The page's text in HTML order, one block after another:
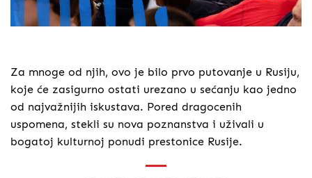
Za mnoge od njih, ovo je bilo prvo putovanje u Rusiju,
koje će zasigurno ostati urezano u sećanju kao jedno
od najvažnijih iskustava. Pored dragocenih
uspomena, stekli su nova poznanstva i uživali u
bogatoj kulturnoj ponudi prestonice Rusije.